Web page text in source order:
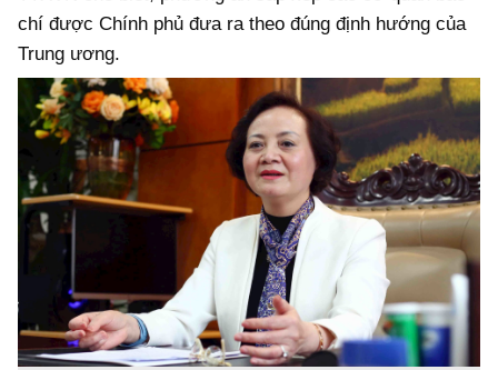
chí được Chính phủ đưa ra theo đúng định hướng của
Trung ương.